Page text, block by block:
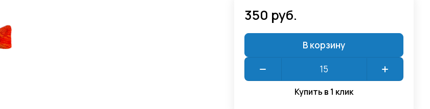
350 руб.
В корзину
Купить в 1 клик